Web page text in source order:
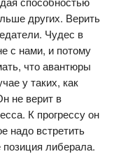
других. Верить
Чудес в
с нами, и потому
что авантюры
у таких, как
не верит в
К прогрессу он
надо встретить
либерала.